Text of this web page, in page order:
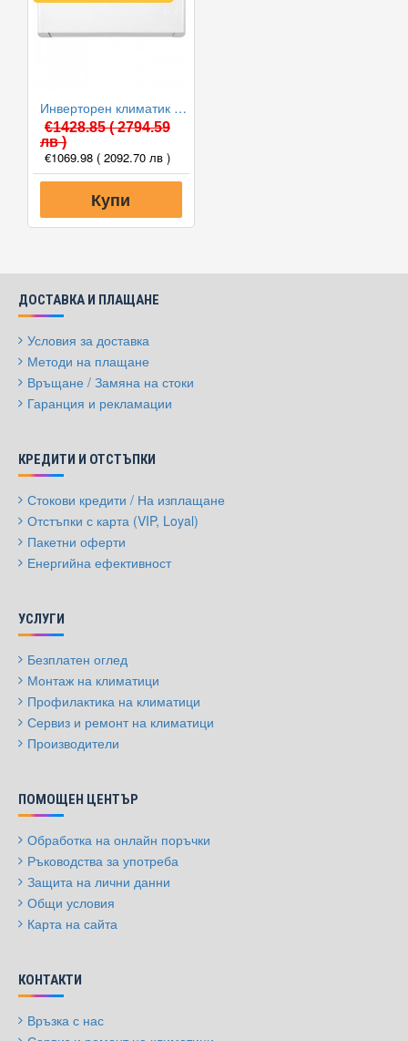
Инверторен климатик Gree GWH09YD-S6DBA1-I/GWH09YD-S6DBA1-O AMBER NORDIC WiFi, 9000 BTU, Клас A+++
€1428.85( 2794.59
лв )
€1069.98 ( 2092.70 лв )
Купи
ДОСТАВКА И ПЛАЩАНЕ
Условия за доставка
Методи на плащане
Връщане / Замяна на стоки
Гаранция и рекламации
КРЕДИТИ И ОТСТЪПКИ
Стокови кредити / На изплащане
Отстъпки с карта (VIP, Loyal)
Пакетни оферти
Енергийна ефективност
УСЛУГИ
Безплатен оглед
Монтаж на климатици
Профилактика на климатици
Сервиз и ремонт на климатици
Производители
ПОМОЩЕН ЦЕНТЪР
Обработка на онлайн поръчки
Ръководства за употреба
Защита на лични данни
Общи условия
Карта на сайта
КОНТАКТИ
Връзка с нас